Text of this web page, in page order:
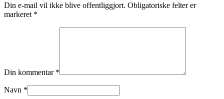
Din e-mail vil ikke blive offentliggjort. Obligatoriske felter er
markeret *
Din kommentar *
Navn *